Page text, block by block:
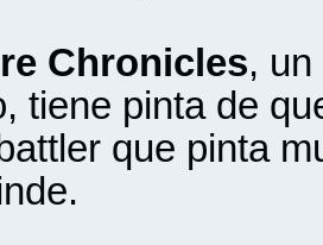
Chronicles,
tiene pinta de
que pinta